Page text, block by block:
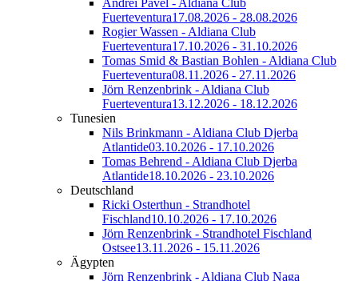
Andrei Pavel - Aldiana Club
Fuerteventura17.08.2026 - 28.08.2026
Rogier Wassen - Aldiana Club
Fuerteventura17.10.2026 - 31.10.2026
Tomas Smid & Bastian Bohlen - Aldiana Club
Fuerteventura08.11.2026 - 27.11.2026
Jörn Renzenbrink - Aldiana Club
Fuerteventura13.12.2026 - 18.12.2026
Tunesien
Nils Brinkmann - Aldiana Club Djerba
Atlantide03.10.2026 - 17.10.2026
Tomas Behrend - Aldiana Club Djerba
Atlantide18.10.2026 - 23.10.2026
Deutschland
Ricki Osterthun - Strandhotel
Fischland10.10.2026 - 17.10.2026
Jörn Renzenbrink - Strandhotel Fischland
Ostsee13.11.2026 - 15.11.2026
Ägypten
Jörn Renzenbrink - Aldiana Club Naga